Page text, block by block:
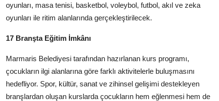
oyunları, masa tenisi, basketbol, voleybol, futbol, akıl ve zeka
oyunları ile ritim alanlarında gerçekleştirilecek.
17 Branşta Eğitim İmkânı
Marmaris Belediyesi tarafından hazırlanan kurs programı,
çocukların ilgi alanlarına göre farklı aktivitelerle buluşmasını
hedefliyor. Spor, kültür, sanat ve zihinsel gelişimi destekleyen
branşlardan oluşan kurslarda çocukların hem eğlenmesi hem de